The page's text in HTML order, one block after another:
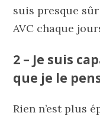
suis presque
AVC chaque
2 – Je suis
que je le
Rien n’est plus